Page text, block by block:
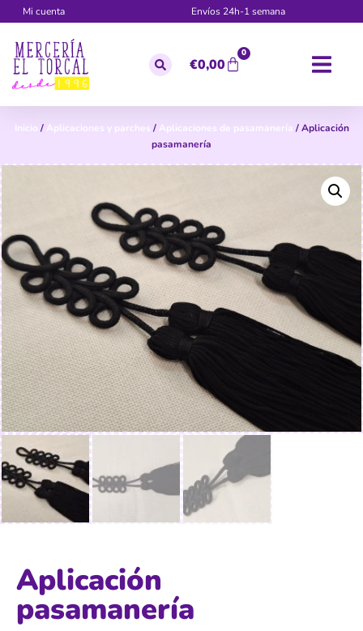
Mi cuenta Envíos 24h-1 semana
€0,00
0
Inicio / Aplicaciones y parches / Aplicaciones de pasamanería / Aplicación
pasamanería
Aplicación
pasamanería